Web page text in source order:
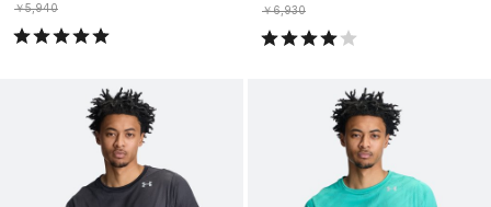
￥5,940
￥6,930